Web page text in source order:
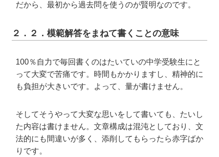
だから、最初から過去問を使うのが賢明なのです。
２．２．模範解答をまねて書くことの意味
100％自力で毎回書くのはたいていの中学受験生にと
って大変で苦痛です。時間もかかりますし、精神的に
も負担が大きいです。よって、量が書けません。
そしてそうやって大変な思いをして書いても、たいし
た内容は書けません。文章構成は混沌としており、文
法的にも間違いが多く、添削してもらったら赤字ばか
りです。